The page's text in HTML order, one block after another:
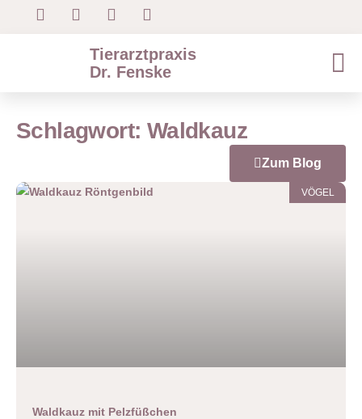
Tierarztpraxis
Dr. Fenske
Schlagwort: Waldkauz
Zum Blog
VÖGEL
Waldkauz mit Pelzfüßchen